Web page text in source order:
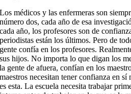
Los médicos y las enfermeras son
número dos, cada año de esa
cada año, los profesores son de
periodistas están los últimos. Pero de
gente confía en los profesores.
sus hijos. No importa lo que digan los
la gente de afuera, confían en los
maestros necesitan tener confianza en sí
es esta. La escuela necesita trabajar